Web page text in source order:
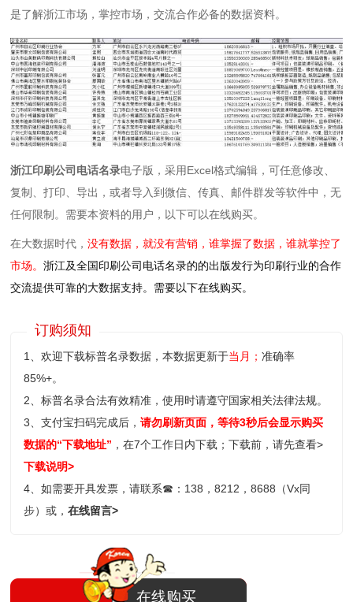
是了解浙江市场，掌控市场，交流合作必备的数据资料。
浙江印刷公司电话名录电子版，采用Excel格式编辑，可任意修改、
复制、打印、导出，或者导入到微信、传真、邮件群发等软件中，无
任何限制。需要本资料的用户，以下可以在线购买。
在大数据时代，没有数据，就没有营销，谁掌握了数据，谁就掌控了
市场。浙江及全国印刷公司电话名录的的出版发行为印刷行业的合作
交流提供可靠的大数据支持。需要以下在线购买。
订购须知
1、欢迎下载标普名录数据，本数据更新于当月；准确率
85%+。
2、标普名录合法有效精准，使用时请遵守国家相关法律法规。
3、支付宝扫码完成后，请勿刷新页面，等待3秒后会显示购买
数据的“下载地址” ，在7个工作日内下载；下载前，请先查看>
下载说明>
4、如需要开具发票，请联系☎ ：138，8212，8688（Vx同
步）或，在线留言>
在线购买